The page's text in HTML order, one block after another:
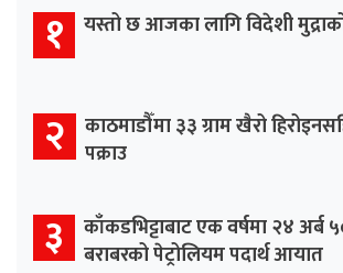
१ यस्तो छ आजका लागि विदेशी
२ काठमाडौँमा ३३ ग्राम खैरो
पक्राउ
३ काँकडभिट्टाबाट एक वर्षमा २४ अर्ब
बराबरको पेट्रोलियम पदार्थ आयात